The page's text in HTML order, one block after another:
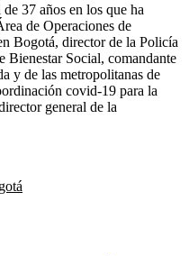
37 años en los que ha
de Operaciones de
Bogotá, director de la Policía
Bienestar Social, comandante
y de las metropolitanas de
covid-19 para la
general de la